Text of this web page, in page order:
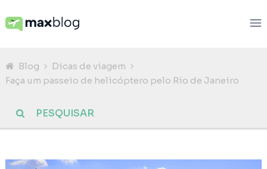
Blog
Dicas de viagem
Faça um passeio de helicóptero pelo Rio de Janeiro